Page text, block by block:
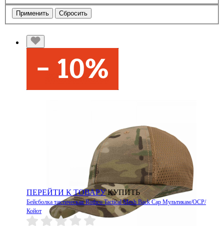
Применить Сбросить
ПЕРЕЙТИ К ТОВАРУ КУПИТЬ
Бейсболка тактическая Rothco Tactical Mesh Back Cap Мультикам/OCP/
Койот